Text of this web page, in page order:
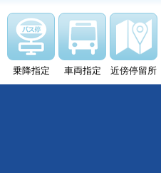
乗降指定 車両指定 近傍停留所